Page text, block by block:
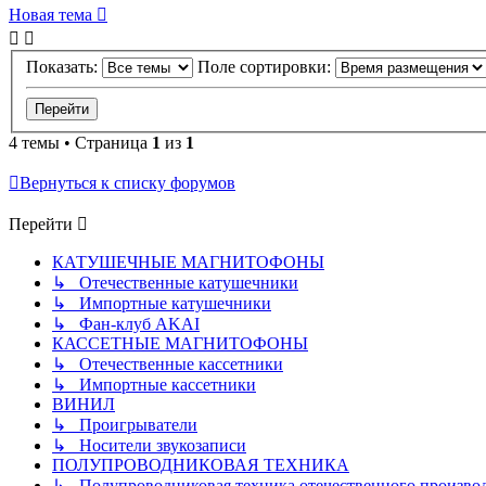
Новая тема
Показать: Поле сортировки:
4 темы • Страница 1 из 1
Вернуться к списку форумов
Перейти
КАТУШЕЧНЫЕ МАГНИТОФОНЫ
↳ Отечественные катушечники
↳ Импортные катушечники
↳ Фан-клуб AKAI
КАССЕТНЫЕ МАГНИТОФОНЫ
↳ Отечественные кассетники
↳ Импортные кассетники
ВИНИЛ
↳ Проигрыватели
↳ Носители звукозаписи
ПОЛУПРОВОДНИКОВАЯ ТЕХНИКА